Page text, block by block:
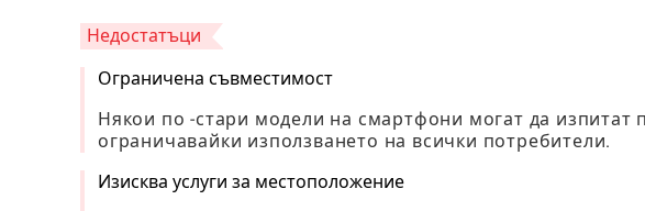
Недостатъци
Ограничена съвместимост
Някои по -стари модели на смартфони могат да изпитат
ограничавайки използването на всички потребители.
Изисква услуги за местоположение